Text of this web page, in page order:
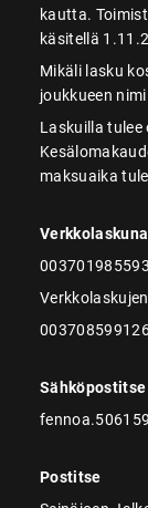
kautta.
käsitellä
Mikäli lasku
joukkueen
Laskuilla
maksuaika
Verkkolaskuna
003701985593
Sähköpostitse
Postitse